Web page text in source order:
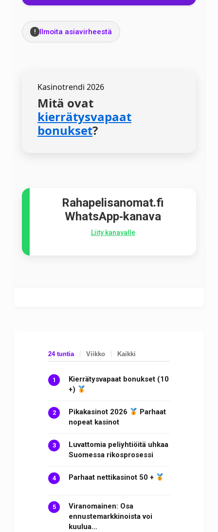
! Ilmoita asiavirheestä
Kasinotrendi 2026
Mitä ovat
kierrätysvapaat
bonukset?
Rahapelisanomat.fi
WhatsApp‑kanava
Liity kanavalle
24 tuntia Viikko Kaikki
Kierrätysvapaat bonukset (10
+)
Pikakasinot 2026
Parhaat
nopeat kasinot
Luvattomia peliyhtiöitä uhkaa
Suomessa rikosprosessi
Parhaat nettikasinot 50 +
Viranomainen: Osa
ennustemarkkinoista voi
kuulua…